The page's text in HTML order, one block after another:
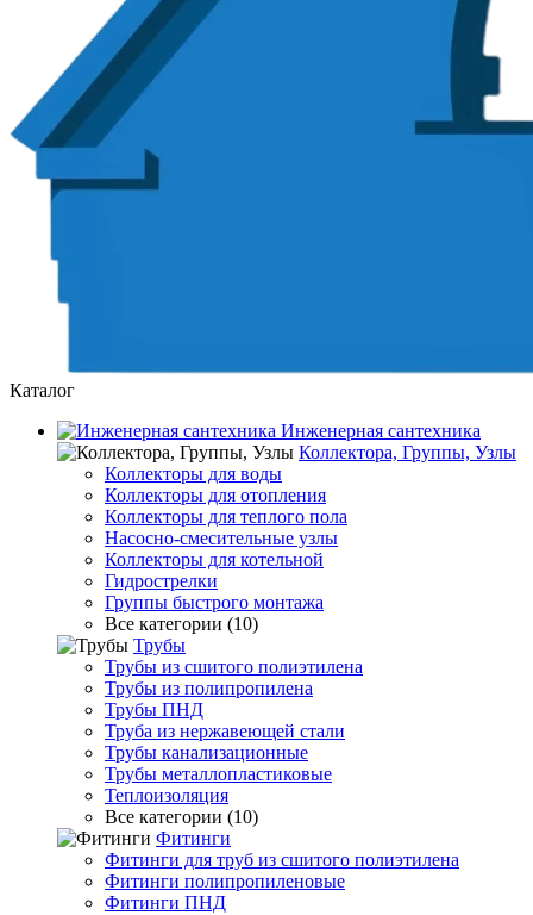
Каталог
Инженерная сантехника
Коллектора, Группы, Узлы
Коллекторы для воды
Коллекторы для отопления
Коллекторы для теплого пола
Насосно-смесительные узлы
Коллекторы для котельной
Гидрострелки
Группы быстрого монтажа
Все категории (10)
Трубы
Трубы из сшитого полиэтилена
Трубы из полипропилена
Трубы ПНД
Труба из нержавеющей стали
Трубы канализационные
Трубы металлопластиковые
Теплоизоляция
Все категории (10)
Фитинги
Фитинги для труб из сшитого полиэтилена
Фитинги полипропиленовые
Фитинги ПНД